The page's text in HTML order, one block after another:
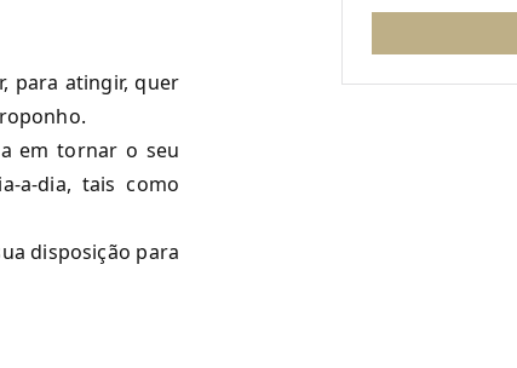
para atingir, quer
em tornar o seu
a-dia, tais como
disposição para